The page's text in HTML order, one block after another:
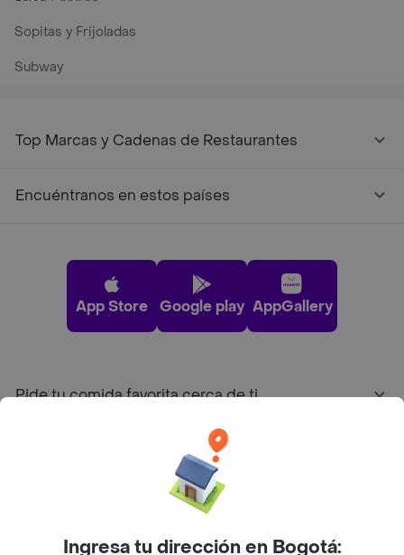
Sopitas y Frijoladas
Subway
Top Marcas y Cadenas de Restaurantes
Encuéntranos en estos países
App Store Google play AppGallery
Pide tu comida favorita cerca de ti
Ingresa tu dirección en Bogotá: